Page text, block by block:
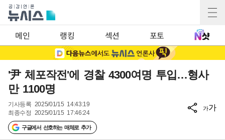
메인 랭킹 섹션 포토
'尹 체포작전'에 경찰 4300여명 투입…형사
만 1100명
기사등록 2025/01/15 14:43:19
최종수정 2025/01/15 17:46:24
구글에서 선호하는 매체로 추가
가가